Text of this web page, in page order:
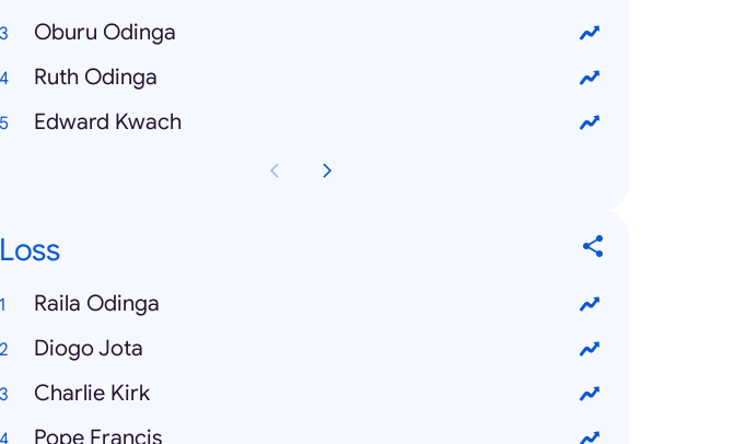
Oburu Odinga
Ruth Odinga
Edward Kwach
Loss
Raila Odinga
Diogo Jota
Charlie Kirk
Pope Francis